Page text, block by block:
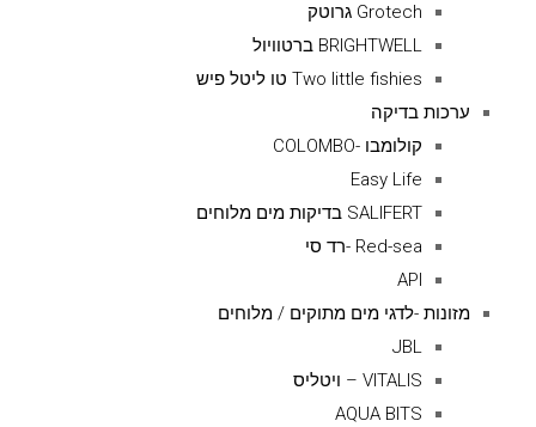
Grotech גרוטק
BRIGHTWELL ברטוויול
Two little fishies טו ליטל פיש
ערכות בדיקה
קולומבו -COLOMBO
Easy Life
SALIFERT בדיקות מים מלוחים
Red-sea -רד סי
API
מזונות -לדגי מים מתוקים / מלוחים
JBL
VITALIS – ויטליס
AQUA BITS